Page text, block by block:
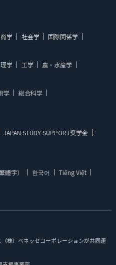
学 社会学
国際関係学
理学 工学
農・水産学
学 総合科学
JAPAN STUDY SUPPORT奨学金
體字） 한국어
Tiếng Việt
株）ベネッセコーポレーションが共同運